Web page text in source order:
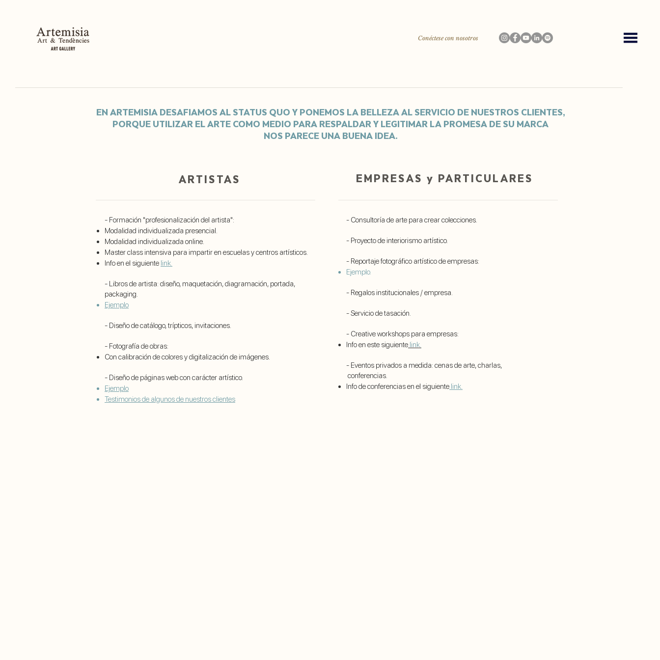
Conéctese con nosotros
EN ARTEMISIA DESAFIAMOS AL STATUS QUO Y PONEMOS LA BELLEZA AL SERVICIO DE NUESTROS CLIENTES,
PORQUE UTILIZAR EL ARTE COMO MEDIO PARA RESPALDAR Y LEGITIMAR LA PROMESA DE SU MARCA
NOS PARECE UNA BUENA IDEA.
ARTISTAS
- Formación "profesionalización del artista":
Modalidad individualizada presencial.
Modalidad individualizada online.
Master class intensiva para impartir en escuelas y centros artísticos.
Info en el siguiente link.
- Libros de artista: diseño, maquetación, diagramación, portada,
packaging.
Ejemplo
- Diseño de catálogo, trípticos, invitaciones.
- Fotografía de obras:
Con calibración de colores y digitalización de imágenes.
- Diseño de páginas web con carácter artístico.
Ejemplo
Testimonios de algunos de nuestros clientes
EMPRESAS y PARTICULARES
- Consultoría de arte para crear colecciones.
- Proyecto de interiorismo artístico.
- Reportaje fotográfico artístico de empresas:
Ejemplo.
- Regalos institucionales / empresa.
- Servicio de tasación.
- Creative workshops para empresas:
Info en este siguiente link.
- Eventos privados a medida: cenas de arte, charlas,
conferencias.
Info de conferencias en el siguiente link.